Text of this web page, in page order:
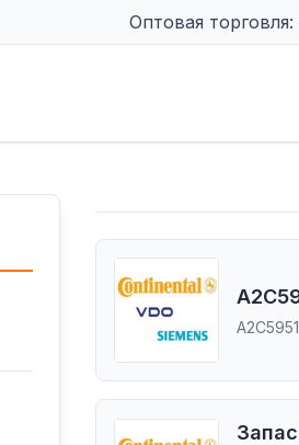
Оптовая торговля: